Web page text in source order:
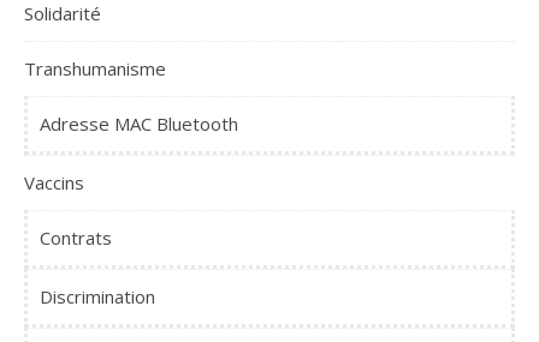
Solidarité
Transhumanisme
Adresse MAC Bluetooth
Vaccins
Contrats
Discrimination